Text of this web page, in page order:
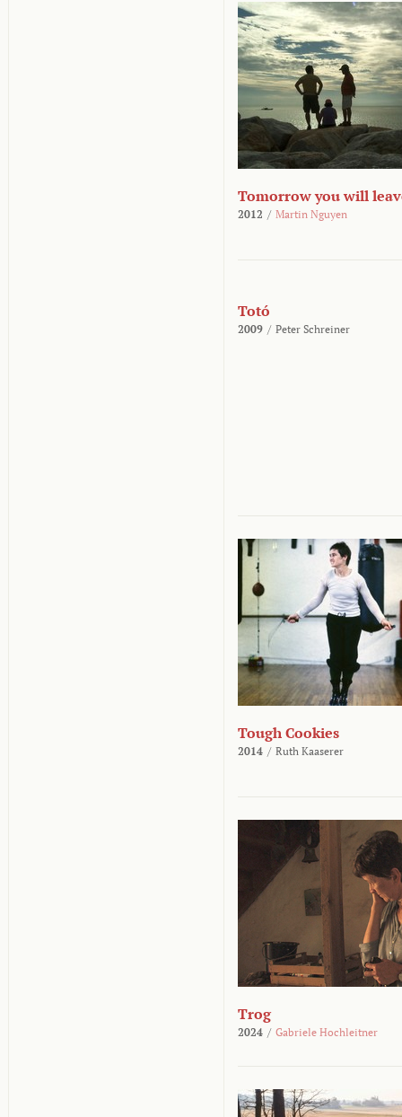
Tomorrow you will
2012 / Martin Nguyen
Totó
2009 / Peter Schreiner
Tough Cookies
2014 / Ruth Kaaserer
Trog
2024 / Gabriele Hochleitner